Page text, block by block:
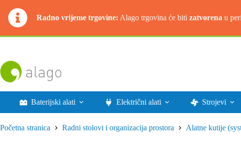
Radno vrijeme trgovine: Alago trgovina će biti zatvorena u
Preskoči
Baterijski alati Električni alati Strojevi
Početna stranica Radni stolovi i organizacija prostora Alatne kutije